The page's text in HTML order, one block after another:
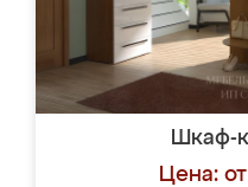
Шкаф-
Цена: